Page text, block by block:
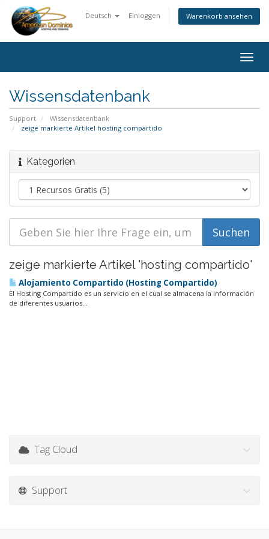
Deutsch Einloggen Warenkorb ansehen
Wissensdatenbank
Support
Wissensdatenbank
zeige markierte Artikel hosting compartido
Kategorien
zeige markierte Artikel 'hosting compartido'
Alojamiento Compartido (Hosting Compartido)
El Hosting Compartido es un servicio en el cual se almacena la información
de diferentes usuarios...
Tag Cloud
Support